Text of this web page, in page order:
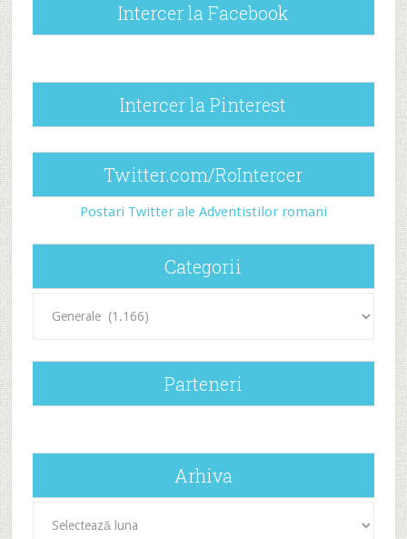
Intercer la Facebook
Intercer la Pinterest
Twitter.com/RoIntercer
Postari Twitter ale Adventistilor romani
Categorii
Parteneri
Arhiva